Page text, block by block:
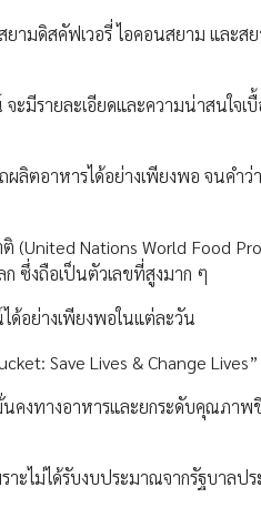
ามดิสคัฟเวอรี่ ไอคอนสยาม และส
มีรายละเอียดและความน่าสนใจเบื้
ผลิตอาหารได้อย่างเพียงพอ จนคำ
(United Nations World Food
ซึ่งถือเป็นตัวเลขที่สูงมาก ๆ
ด้อย่างเพียงพอในแต่ละวัน
Save Lives & Change Lives”
คงทางอาหารและยกระดับคุณภาพ
ะไม่ได้รับงบประมาณจากรัฐบาลปร